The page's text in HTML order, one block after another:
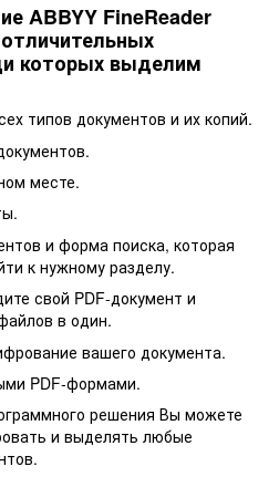
ABBYY FineReader
которых выделим
типов документов и их копий.
месте.
и форма поиска, которая
к нужному разделу.
свой PDF-документ и
в один.
вашего документа.
PDF-формами.
решения Вы можете
и выделять любые